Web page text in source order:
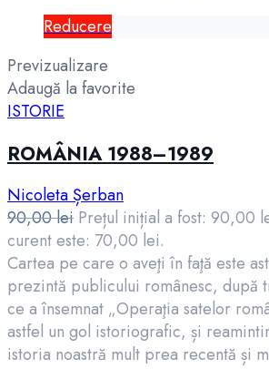
Reducere
Previzualizare
Adaugă la favorite
ISTORIE
ROMÂNIA 1988–1989
Nicoleta Șerban
90,00lei Prețul inițial a fost: 90,00
curent este: 70,00 lei.
Cartea pe care o aveţi în faţă este
prezintă publicului românesc, după
ce a însemnat „Operaţia satelor
astfel un gol istoriografic, și
istoria noastră mult prea recentă și